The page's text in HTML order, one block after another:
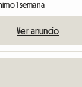
1 semana
Ver anuncio